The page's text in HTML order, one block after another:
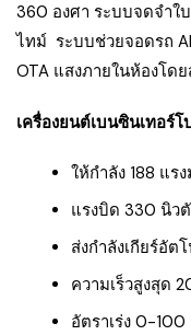
360 องศา ระบบจดจำใ
ไทม์ ระบบช่วยจอดรถ
OTA แสงภายในห้องโด
เครื่องยนต์เบนซินเทอร์
ให้กำลัง 188 แ
แรงบิด 330 นิว
ส่งกำลังเกียร์อัต
ความเร็วสูงสุด
อัตราเร่ง 0-